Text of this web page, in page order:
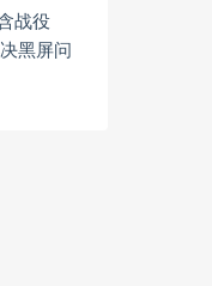
战役
黑屏问